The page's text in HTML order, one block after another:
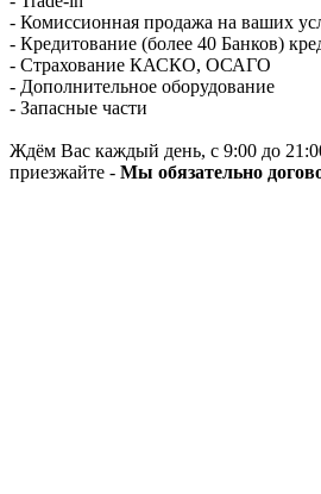
- Комиссионная продажа на ваших
- Кредитование (более 40 Банков)
- Страхование КАСКО, ОСАГО
- Дополнительное оборудование
- Запасные части
Ждём Вас каждый день, с 9:00 до
приезжайте - Мы обязательно